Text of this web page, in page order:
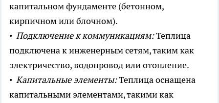
капитальном фундаменте (бетонном,
кирпичном или блочном).
• Подключение к коммуникациям:Теплица
подключена к инженерным сетям, таким как
электричество, водопровод или отопление.
• Капитальные элементы:Теплица оснащена
капитальными элементами, такими как